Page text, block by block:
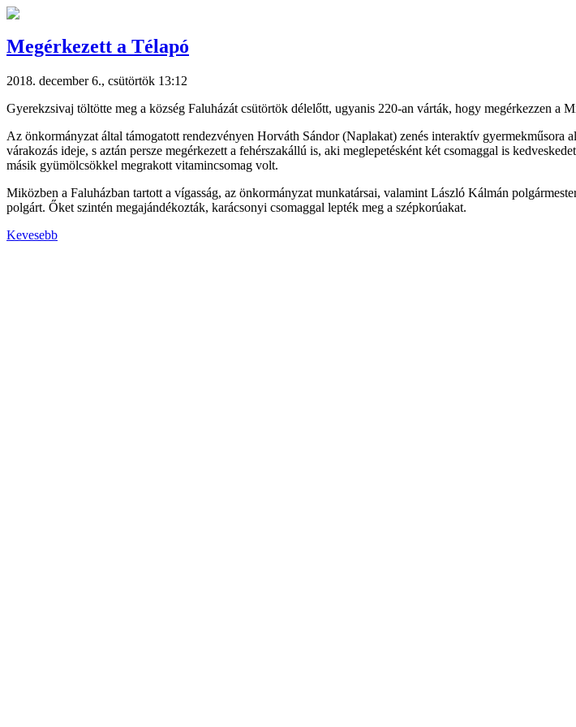
Megérkezett a Télapó
2018. december 6., csütörtök 13:12
Gyerekzsivaj töltötte meg a község Faluházát csütörtök délelőtt, ugyanis 220-an várták, hogy megérkezzen a
Az önkormányzat által támogatott rendezvényen Horváth Sándor (Naplakat) zenés interaktív gyermekműsora
várakozás ideje, s aztán persze megérkezett a fehérszakállú is, aki meglepetésként két csomaggal is
másik gyümölcsökkel megrakott vitamincsomag volt.
Miközben a Faluházban tartott a vígasság, az önkormányzat munkatársai, valamint László Kálmán
polgárt. Őket szintén megajándékozták, karácsonyi csomaggal lepték meg a szépkorúakat.
Kevesebb